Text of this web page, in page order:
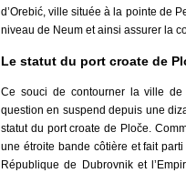
d’Orebić, ville située à la pointe de
niveau de Neum et ainsi assurer la
Le statut du port croate de
Ce souci de contourner la ville
question en suspend depuis une
statut du port croate de Ploče.
une étroite bande côtière et fait
République de Dubrovnik et